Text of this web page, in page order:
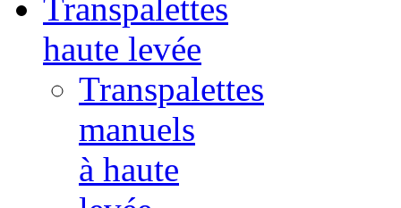
Transpalettes
haute levée
Transpalettes
manuels
à haute